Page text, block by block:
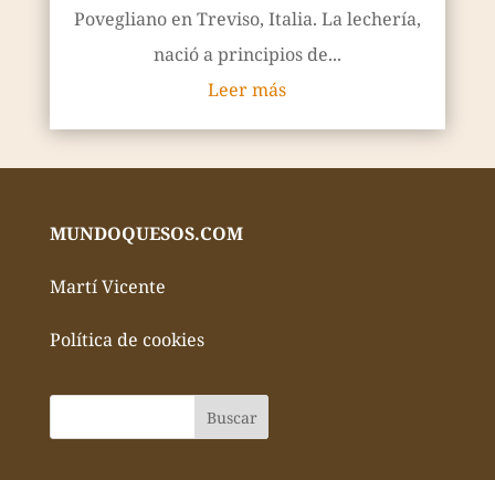
Povegliano en Treviso, Italia. La lechería,
nació a principios de...
Leer más
MUNDOQUESOS.COM
Martí Vicente
Política de cookies